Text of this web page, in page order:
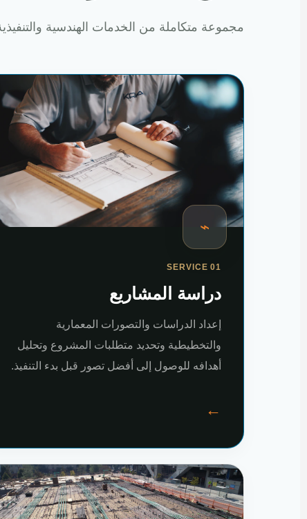
مجموعة متكاملة من الخدمات الهندسية
⌁
SERVICE 01
دراسة المشاريع
إعداد الدراسات والتصورات المعمارية
والتخطيطية وتحديد متطلبات المشروع وتحليل
أهدافه للوصول إلى أفضل تصور قبل بدء التنفيذ.
←